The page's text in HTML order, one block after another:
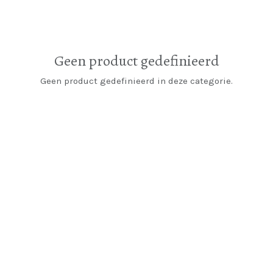
Geen product gedefinieerd
Geen product gedefinieerd in deze categorie.